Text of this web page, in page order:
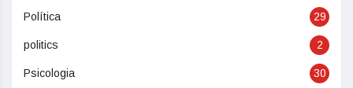
Política 29
politics 2
Psicologia 30